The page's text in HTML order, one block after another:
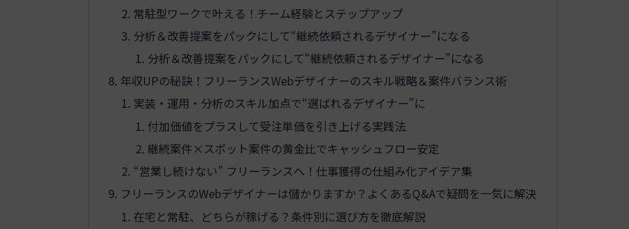
常駐型ワークで叶える！チーム経験とステップアップ
分析＆改善提案をパックにして“継続依頼されるデザイナー”になる
分析＆改善提案をパックにして“継続依頼されるデザイナー”になる
年収UPの秘訣！フリーランスWebデザイナーのスキル戦略＆案件バランス術
実装・運用・分析のスキル加点で“選ばれるデザイナー”に
付加価値をプラスして受注単価を引き上げる実践法
継続案件×スポット案件の黄金比でキャッシュフロー安定
“営業し続けない” フリーランスへ！仕事獲得の仕組み化アイデア集
フリーランスのWebデザイナーは儲かりますか？よくあるQ&Aで疑問を一気に解決
在宅と常駐、どちらが稼げる？条件別に選び方を徹底解説